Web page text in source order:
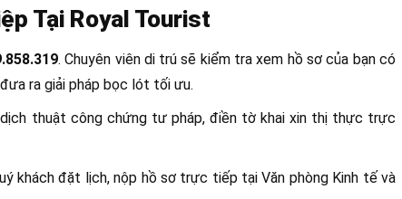
Tại Royal Tourist
. Chuyên viên di trú sẽ kiểm tra xem hồ sơ của bạn có
ra giải pháp bọc lót tối ưu.
thuật công chứng tư pháp, điền tờ khai xin thị thực trực
khách đặt lịch, nộp hồ sơ trực tiếp tại Văn phòng Kinh tế và